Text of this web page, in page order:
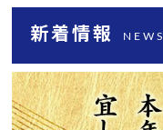
新着情報 NEWS